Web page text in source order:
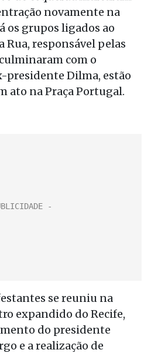
novamente na
os grupos ligados ao
Rua, responsável pelas
com o
presidente Dilma, estão
ato na Praça Portugal.
se reuniu na
expandido do Recife,
do presidente
e a realização de